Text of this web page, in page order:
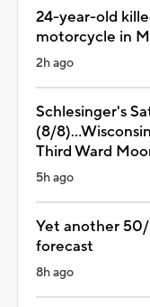
24-year-old
motorcycle in
2h ago
Schlesinger's
(8/
Third Ward
5h ago
Yet another
forecast
8h ago